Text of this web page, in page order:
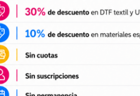
textil
crear camisetas, sudaderas,
de tus impresiones y
a tus necesidades, preparar